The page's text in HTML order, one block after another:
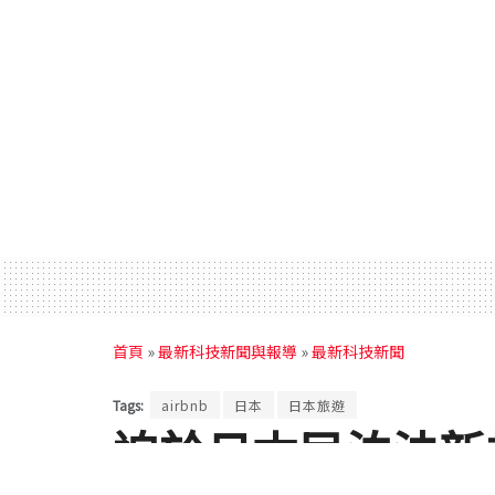
首頁 »最新科技新聞與報導 »最新科技新聞
Tags: airbnb 日本 日本旅遊
迫於日本民泊法